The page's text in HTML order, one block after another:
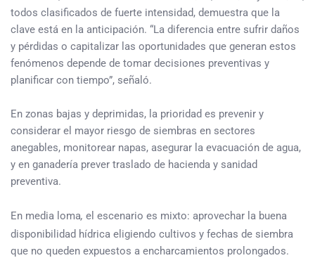
todos clasificados de fuerte intensidad, demuestra que la
clave está en la anticipación. “La diferencia entre sufrir daños
y pérdidas o capitalizar las oportunidades que generan estos
fenómenos depende de tomar decisiones preventivas y
planificar con tiempo”, señaló.
En zonas bajas y deprimidas, la prioridad es prevenir y
considerar el mayor riesgo de siembras en sectores
anegables, monitorear napas, asegurar la evacuación de agua,
y en ganadería prever traslado de hacienda y sanidad
preventiva.
En media loma, el escenario es mixto: aprovechar la buena
disponibilidad hídrica eligiendo cultivos y fechas de siembra
que no queden expuestos a encharcamientos prolongados.